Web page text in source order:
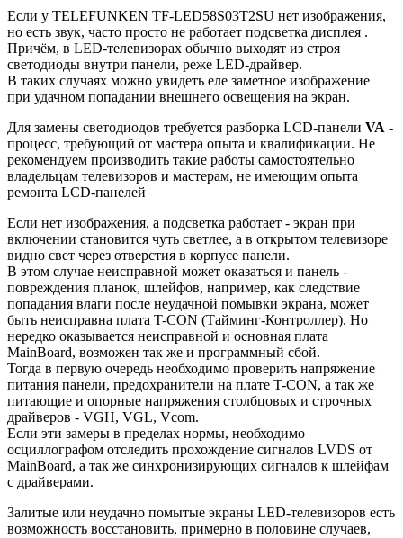
Если у TELEFUNKEN TF-LED58S03T2SU нет изображения,
но есть звук, часто просто не работает подсветка дисплея .
Причём, в LED-телевизорах обычно выходят из строя
светодиоды внутри панели, реже LED-драйвер.
В таких случаях можно увидеть еле заметное изображение
при удачном попадании внешнего освещения на экран.
Для замены светодиодов требуется разборка LCD-панели VA -
процесс, требующий от мастера опыта и квалификации. Не
рекомендуем производить такие работы самостоятельно
владельцам телевизоров и мастерам, не имеющим опыта
ремонта LCD-панелей
Если нет изображения, а подсветка работает - экран при
включении становится чуть светлее, а в открытом телевизоре
видно свет через отверстия в корпусе панели.
В этом случае неисправной может оказаться и панель -
повреждения планок, шлейфов, например, как следствие
попадания влаги после неудачной помывки экрана, может
быть неисправна плата T-CON (Тайминг-Контроллер). Но
нередко оказывается неисправной и основная плата
MainBoard, возможен так же и программный сбой.
Тогда в первую очередь необходимо проверить напряжение
питания панели, предохранители на плате T-CON, а так же
питающие и опорные напряжения столбцовых и строчных
драйверов - VGH, VGL, Vcom.
Если эти замеры в пределах нормы, необходимо
осциллографом отследить прохождение сигналов LVDS от
MainBoard, а так же синхронизирующих сигналов к шлейфам
с драйверами.
Залитые или неудачно помытые экраны LED-телевизоров есть
возможность восстановить, примерно в половине случаев,